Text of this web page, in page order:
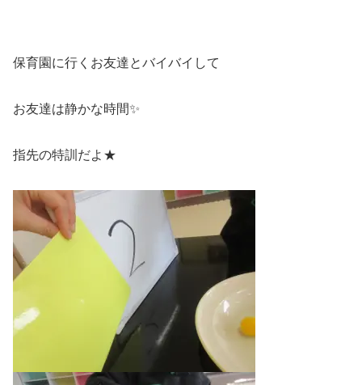
保育園に行くお友達とバイバイして
お友達は静かな時間✨
指先の特訓だよ★